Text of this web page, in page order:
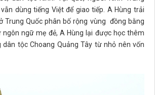
dùng tiếng Việt để giao tiếp. A Hùng trải
Trung Quốc phân bố rộng vùng đồng bằng
ngôn ngữ mẹ đẻ, A Hùng lại được học thêm
dân tộc Choang Quảng Tây từ nhỏ nên vốn